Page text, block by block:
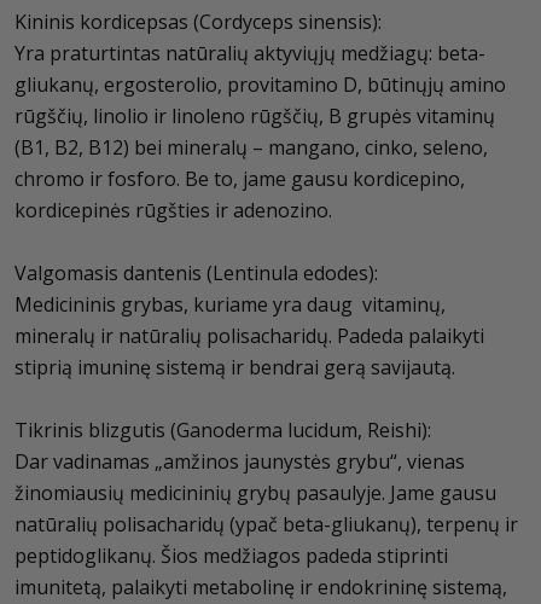
Kininis kordicepsas (Cordyceps sinensis):
Yra praturtintas natūralių aktyviųjų medžiagų: beta-
gliukanų, ergosterolio, provitamino D, būtinųjų amino
rūgščių, linolio ir linoleno rūgščių, B grupės vitaminų
(B1, B2, B12) bei mineralų – mangano, cinko, seleno,
chromo ir fosforo. Be to, jame gausu kordicepino,
kordicepinės rūgšties ir adenozino.
Valgomasis dantenis (Lentinula edodes):
Medicininis grybas, kuriame yra daug vitaminų,
mineralų ir natūralių polisacharidų. Padeda palaikyti
stiprią imuninę sistemą ir bendrai gerą savijautą.
Tikrinis blizgutis (Ganoderma lucidum, Reishi):
Dar vadinamas „amžinos jaunystės grybu“, vienas
žinomiausių medicininių grybų pasaulyje. Jame gausu
natūralių polisacharidų (ypač beta-gliukanų), terpenų ir
peptidoglikanų. Šios medžiagos padeda stiprinti
imunitetą, palaikyti metabolinę ir endokrininę sistemą,